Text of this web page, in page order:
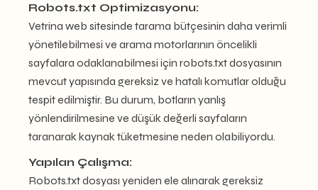
Robots.txt Optimizasyonu:
Vetrina web sitesinde tarama bütçesinin daha verimli
yönetilebilmesi ve arama motorlarının öncelikli
sayfalara odaklanabilmesi için robots.txt dosyasının
mevcut yapısında gereksiz ve hatalı komutlar olduğu
tespit edilmiştir. Bu durum, botların yanlış
yönlendirilmesine ve düşük değerli sayfaların
taranarak kaynak tüketmesine neden olabiliyordu.
Yapılan Çalışma:
Robots.txt dosyası yeniden ele alınarak gereksiz